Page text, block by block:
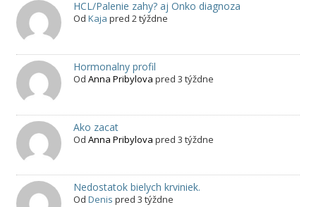
HCL/Palenie zahy? aj Onko diagnoza
Od Kaja pred 2 týždne
Hormonalny profil
Od Anna Pribylova pred 3 týždne
Ako zacat
Od Anna Pribylova pred 3 týždne
Nedostatok bielych krviniek.
Od Denis pred 3 týždne